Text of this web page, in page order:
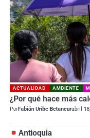
ACTUALIDAD AMBIENTE
¿Por qué hace más
PorFabián Uribe Betancurabril
Antioquia